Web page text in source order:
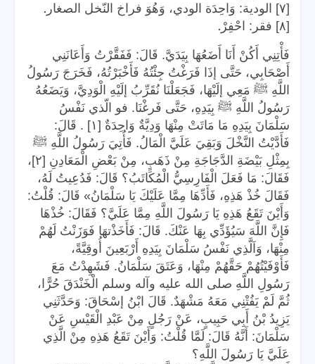
[٧] الودية: وَاحِدَة الودي، وَهُوَ فراخ النّخل الصغار .
[٨] فقر: احْفِرْ .
فَأْتِنِي أَكُنْ أَنَا أَضَعُهَا بِيَدَيَّ. قَالَ: فَفَقَّرْتُ وَأَعَانَنِي
أَصْحَابِي، حَتَّى إذَا فَرَغْتُ جِئْتُهُ فَأَخْبَرْتُهُ، فَخَرَجَ رَسُولُ
اللَّهِ ﷺ مَعِي إلَيْهَا، فَجَعَلْنَا نُقَرِّبُ إلَيْهِ الْوَدِيَّ، وَيَضَعُهُ
رَسُولُ اللَّهِ ﷺ بِيَدِهِ، حَتَّى فَرغْنَا. فو الّذي نَفْسُ
سَلْمَانَ بِيَدِهِ مَا مَاتَتْ مِنْهَا وَدِيَّةٌ وَاحِدَةٌ [١] . قَالَ:
فَأَدَّيْتُ النَّخْلَ وَبَقِيَ عَلَيَّ الْمَالُ. فَأُتِيَ رَسُولُ اللَّهِ ﷺ
بِمِثْلِ بَيْضَةِ الدَّجَاجَةِ مِنْ ذَهَبٍ، مِنْ بَعْضِ الْمَعَادِنِ [٢]،
فَقَالَ: مَا فَعَلَ الْفَارِسِيُّ الْمُكَاتَبُ؟ قَالَ: فَدُعِيتُ لَهُ،
فَقَالَ خُذْ هَذِهِ، فَأَدِّهَا مِمَّا عَلَيْكَ يَا سَلْمَانُ» قَالَ: قُلْتُ:
وَأَيْنَ تَقَعُ هَذِهِ يَا رَسُولَ اللَّهِ مِمَّا عَلَيَّ؟ فَقَالَ: خُذْهَا
فَإِنَّ اللَّهَ سَيُؤَدِّي بِهَا عَنْكَ. قَالَ: فَأَخَذْتهَا فَوَزَنْتُ لَهُمْ
مِنْهَا، وَاَلَّذِي نَفْسُ سَلْمَانَ بِيَدِهِ أَرْبَعِينَ أُوقِيَّةً،
فَأَوْفَيْتُهُمْ حَقَّهُمْ مِنْهَا، وَعَتَقَ سَلْمَانُ. فَشَهِدْتُ مَعَ
رَسُولِ اللَّهِ صلى الله عليه وآله وسلم الْخَنْدَقَ حُرًّا،
ثُمَّ لَمْ يَفُتْنِي مَعَهُ مَشْهَدٌ. قَالَ ابْنُ إسْحَاقَ: وَحَدَّثَنِي
يَزِيدُ بْنُ أَبِي حَبِيبٍ، عَنْ رَجُلٍ مِنْ عَبْدِ الْقَيْسِ عَنْ
سَلْمَانَ: أَنَّهُ قَالَ: لَمَّا قُلْتُ: وَأَيْنَ تَقَعُ هَذِهِ مِنْ الَّذِي
عَلَيَّ يَا رَسُولَ اللَّهِ؟